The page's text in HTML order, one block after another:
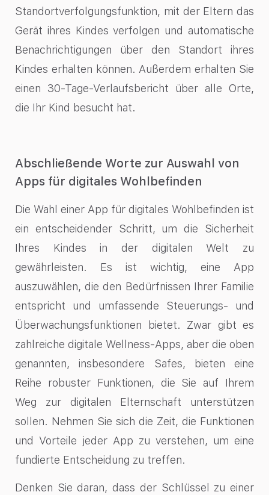
Standortverfolgungsfunktion, mit der Eltern das
Gerät ihres Kindes verfolgen und automatische
Benachrichtigungen über den Standort ihres
Kindes erhalten können. Außerdem erhalten Sie
einen 30-Tage-Verlaufsbericht über alle Orte,
die Ihr Kind besucht hat.
Abschließende Worte zur Auswahl von
Apps für digitales Wohlbefinden
Die Wahl einer App für digitales Wohlbefinden ist
ein entscheidender Schritt, um die Sicherheit
Ihres Kindes in der digitalen Welt zu
gewährleisten. Es ist wichtig, eine App
auszuwählen, die den Bedürfnissen Ihrer Familie
entspricht und umfassende Steuerungs- und
Überwachungsfunktionen bietet. Zwar gibt es
zahlreiche digitale Wellness-Apps, aber die oben
genannten, insbesondere Safes, bieten eine
Reihe robuster Funktionen, die Sie auf Ihrem
Weg zur digitalen Elternschaft unterstützen
sollen. Nehmen Sie sich die Zeit, die Funktionen
und Vorteile jeder App zu verstehen, um eine
fundierte Entscheidung zu treffen.
Denken Sie daran, dass der Schlüssel zu einer